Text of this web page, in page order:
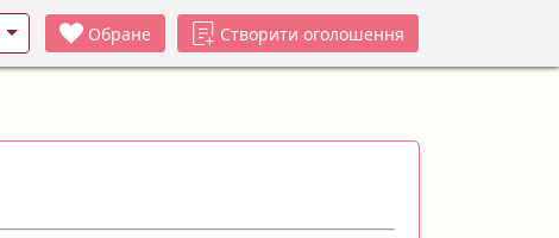
Обране Створити оголошення